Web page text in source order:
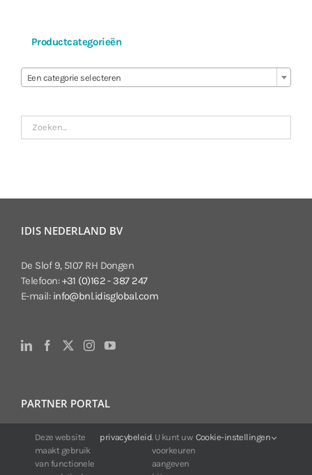
Productcategorieën
Een categorie selecteren
IDIS NEDERLAND BV
De Slof 9, 5107 RH Dongen
Telefoon:+31 (0)162 - 387 247
E-mail: info@bnl.idisglobal.com
PARTNER PORTAL
Voor klanten van IDIS:
24/7 beschikbaarheid, altijd en overal.
Web:https://portal.idisglobal.solutions
Deze website
maakt gebruik
van functionele
privacybeleid. U kunt uw
voorkeuren
aangeven
Cookie-instellingen